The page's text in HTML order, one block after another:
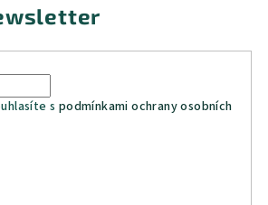
s podmínkami ochrany osobních